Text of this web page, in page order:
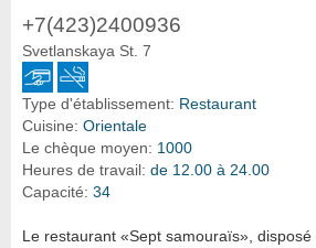
+7(423)2400936
Svetlanskaya St. 7
Type d'établissement: Restaurant
Cuisine: Orientale
Le chèque moyen: 1000
Heures de travail: de 12.00 à 24.00
Capacité: 34
Le restaurant «Sept samouraïs»,